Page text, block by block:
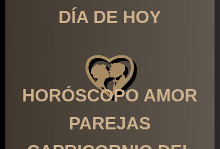
DÍA DE HOY
HORÓSCOPO AMOR
PAREJAS